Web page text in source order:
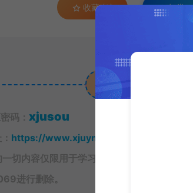
收藏 (0) 打赏
码： xjusou
https://www.xjuym.cn
切内容仅限用于学习和研究，禁止用于商业
进行删除。